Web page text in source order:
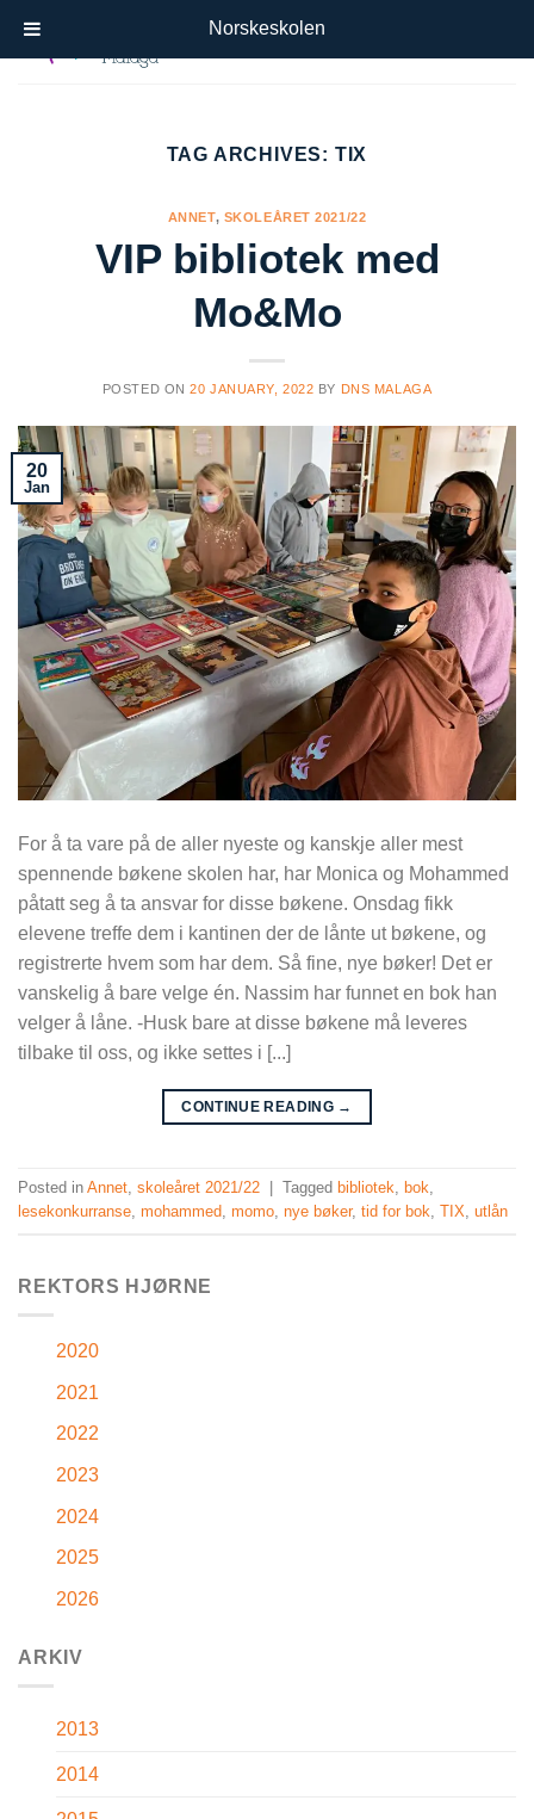
TAG ARCHIVES: TIX
ANNET, SKOLEÅRET 2021/22
VIP bibliotek med
Mo&Mo
POSTED ON20 JANUARY, 2022 BY DNS MALAGA
20
Jan
For å ta vare på de aller nyeste og kanskje aller mest
spennende bøkene skolen har, har Monica og Mohammed
påtatt seg å ta ansvar for disse bøkene. Onsdag fikk
elevene treffe dem i kantinen der de lånte ut bøkene, og
registrerte hvem som har dem. Så fine, nye bøker! Det er
vanskelig å bare velge én. Nassim har funnet en bok han
velger å låne. -Husk bare at disse bøkene må leveres
tilbake til oss, og ikke settes i [...]
CONTINUE READING →
Posted in Annet skoleåret 2021/22 Tagged bibliotek bok
lesekonkurranse mohammed momo nye bøker, tid for bok TIX utlån
REKTORS HJØRNE
2020
2021
2022
2023
2024
2025
2026
ARKIV
2013
2014
Norskeskolen